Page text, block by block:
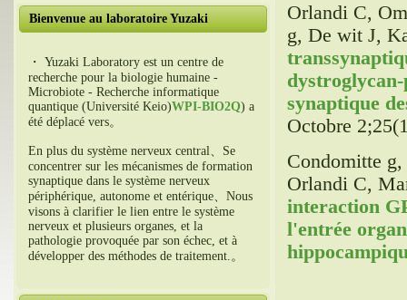
Bienvenue au laboratoire Yuzaki
・ Yuzaki Laboratory est un centre de
recherche pour la biologie humaine -
Microbiote - Recherche informatique
quantique (Université Keio)WPI-BIO2Q) a
été déplacé vers。
En plus du système nerveux central、Se
concentrer sur les mécanismes de formation
synaptique dans le système nerveux
périphérique, autonome et entérique、Nous
visons à clarifier le lien entre le système
nerveux et plusieurs organes, et la
pathologie provoquée par son échec, et à
développer des méthodes de traitement.。
Orlandi C,
g, De wit J,
synaptique
Octobre
Condomitte
Orlandi C,
interaction
l'entrée